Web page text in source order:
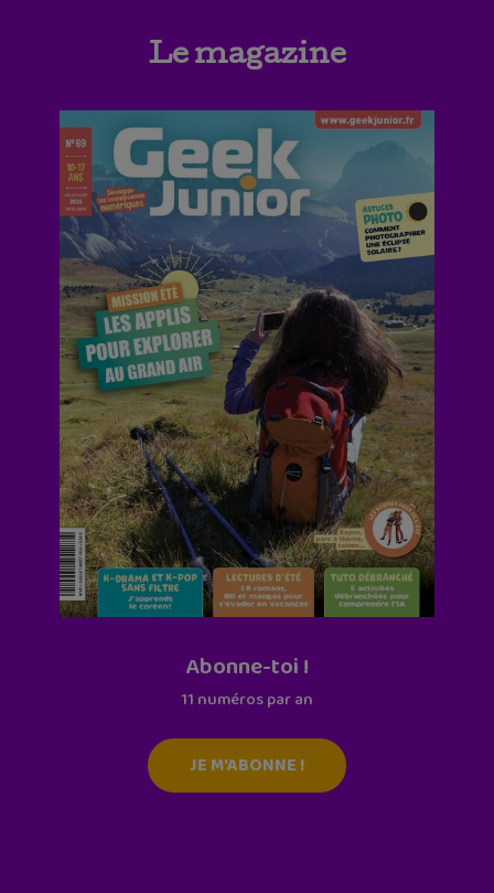
Le magazine
Abonne-toi !
11 numéros par an
JE M'ABONNE !